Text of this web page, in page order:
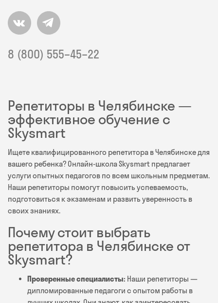
8 (800) 555–45–22
Репетиторы в Челябинске —
эффективное обучение с
Skysmart
Ищете квалифицированного репетитора в Челябинске для
вашего ребенка? Онлайн-школа Skysmart предлагает
услуги опытных педагогов по всем школьным предметам.
Наши репетиторы помогут повысить успеваемость,
подготовиться к экзаменам и развить уверенность в
своих знаниях.
Почему стоит выбрать
репетитора в Челябинске от
Skysmart?
Проверенные специалисты: Наши репетиторы —
дипломированные педагоги с опытом работы в